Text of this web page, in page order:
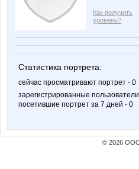
Как получить
уровень?
Статистика портрета:
сейчас просматривают портрет - 0
зарегистрированные пользователи
посетившие портрет за 7 дней - 0
© 2026 ООО